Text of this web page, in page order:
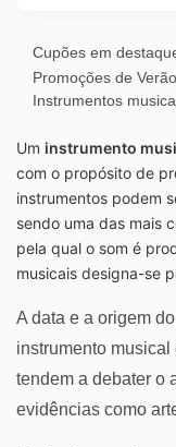
Cupões em
Promoções de Verão
Instrumentos
Um instrumento
com o propósito de
instrumentos podem
sendo uma das mais
pela qual o som é
musicais designa-se
A data e a origem
instrumento
tendem a debater o
evidências como